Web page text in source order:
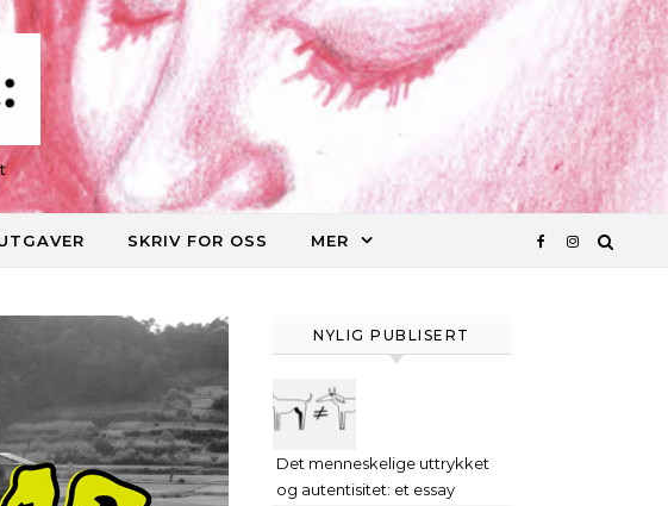
SKRIV FOR OSS MER
NYLIG PUBLISERT
Det menneskelige uttrykket
og autentisitet: et essay